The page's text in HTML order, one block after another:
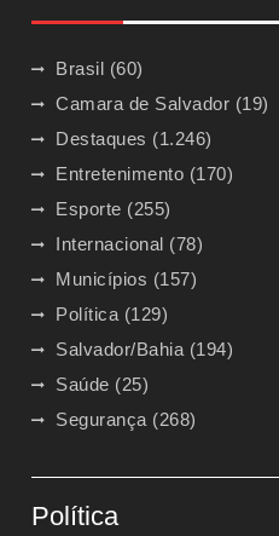
Brasil (60)
Camara de Salvador (19)
Destaques (1.246)
Entretenimento (170)
Esporte (255)
Internacional (78)
Municípios (157)
Política (129)
Salvador/Bahia (194)
Saúde (25)
Segurança (268)
Política